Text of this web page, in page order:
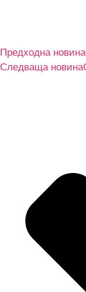
Предходна новина
Следваща новина